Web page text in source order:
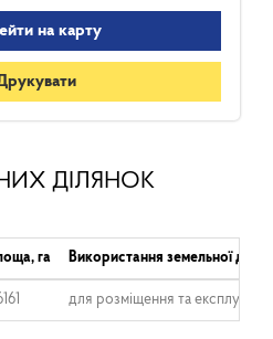
на карту
ДІЛЯНОК
га Використання земельної
для розміщення та